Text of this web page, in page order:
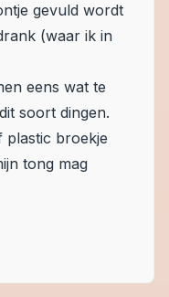
gevuld wordt
(waar ik in
eens wat te
soort dingen.
plastic broekje
tong mag